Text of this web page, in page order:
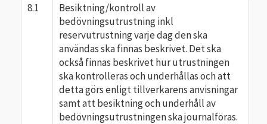
8.1
Besiktning/kontroll av
bedövningsutrustning inkl
reservutrustning varje dag den ska
användas ska finnas beskrivet. Det ska
också finnas beskrivet hur utrustningen
ska kontrolleras och underhållas och att
detta görs enligt tillverkarens anvisningar
samt att besiktning och underhåll av
bedövningsutrustningen ska journalföras.